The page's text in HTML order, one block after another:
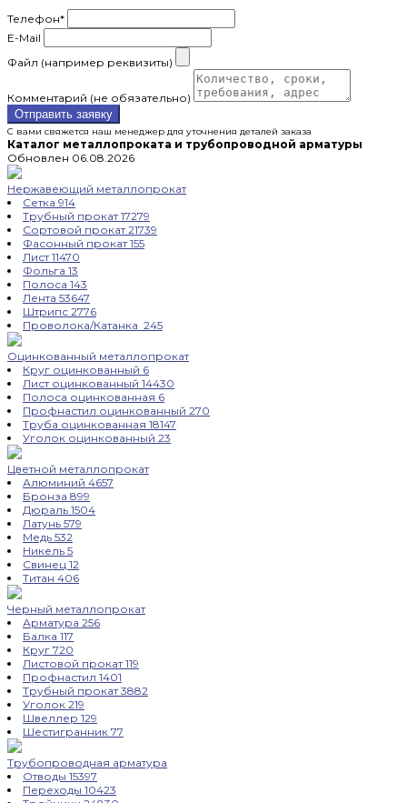
Телефон*
E-Mail
Файл (например реквизиты)
Комментарий (не обязательно)
Отправить заявку
С вами свяжется наш менеджер для уточнения деталей заказа
Каталог металлопроката и трубопроводной арматуры
Обновлен 06.08.2026
Нержавеющий металлопрокат
Сетка 914
Трубный прокат17279
Сортовой прокат21739
Фасонный прокат155
Лист11470
Фольга 13
Полоса 143
Лента 53647
Штрипс 2776
Проволока/Катанка 245
Оцинкованный металлопрокат
Круг оцинкованный 6
Лист оцинкованный 14430
Полоса оцинкованная 6
Профнастил оцинкованный 270
Труба оцинкованная 18147
Уголок оцинкованный 23
Цветной металлопрокат
Алюминий 4657
Бронза 899
Дюраль 1504
Латунь 579
Медь 532
Никель 5
Свинец 12
Титан 406
Черный металлопрокат
Арматура 256
Балка 117
Круг 720
Листовой прокат119
Профнастил 1401
Трубный прокат3882
Уголок 219
Швеллер 129
Шестигранник 77
Трубопроводная арматура
Отводы 15397
Переходы 10423